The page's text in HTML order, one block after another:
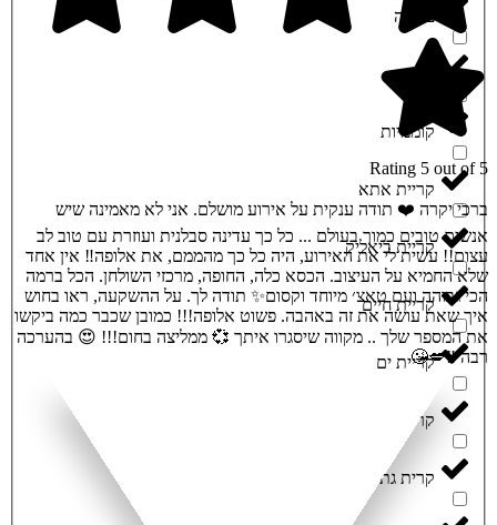
צפריה
צפת
קוממיות
קריית אתא
קריית ביאליק
קריית חיים
קריית ים
קריית מוצקין
קרית גת
Rating 5 out of 5
ברכי יקרה ❤️ תודה ענקית על אירוע מושלם. אני לא מאמינה שיש
אנשים טובים כמוך בעולם ... כל כך עדינה סבלנית ועוזרת עם טוב לב
עצום!! עשית לי את האירוע, היה כל כך מהממם, את אלופה‼️ אין אחד
שלא החמיא על העיצוב. הכסא כלה, החופה, מרכזי השולחן. הכל ברמה
הכי גבוהה ועם טאצ׳ מיוחד וקסום✨ תודה לך. על ההשקעה, ראו בחוש
איך שאת עושה את זה באהבה. פשוט אלופה!!! כמובן שכבר כמה ביקשו
את המספר שלך .. מקווה שיסגרו איתך 💞 ממליצה בחום!!! 😍 בהערכה
רבה ‼️💋😘